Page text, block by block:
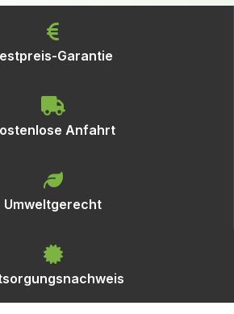
Garantie
Anfahrt
Umweltgerecht